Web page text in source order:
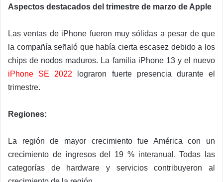
Aspectos destacados del trimestre de marzo de Apple
Las ventas de iPhone fueron muy sólidas a pesar de que
la compañía señaló que había cierta escasez debido a los
chips de nodos maduros. La familia iPhone 13 y el nuevo
iPhone SE 2022 lograron fuerte presencia durante el
trimestre.
Regiones:
La región de mayor crecimiento fue América con un
crecimiento de ingresos del 19 % interanual. Todas las
categorías de hardware y servicios contribuyeron al